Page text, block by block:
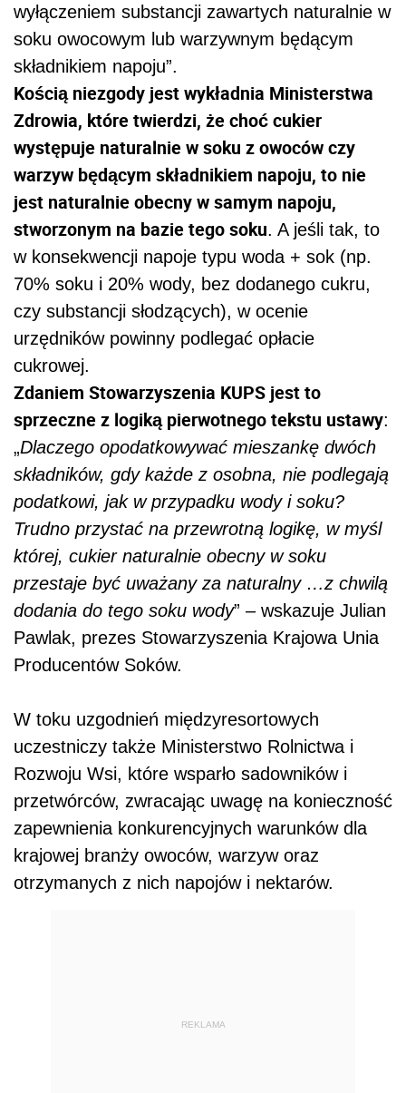
wyłączeniem substancji zawartych naturalnie w
soku owocowym lub warzywnym będącym
składnikiem napoju”.
Kością niezgody jest wykładnia Ministerstwa
Zdrowia, które twierdzi, że choć cukier
występuje naturalnie w soku z owoców czy
warzyw będącym składnikiem napoju, to nie
jest naturalnie obecny w samym napoju,
stworzonym na bazie tego soku. A jeśli tak, to
w konsekwencji napoje typu woda + sok (np.
70% soku i 20% wody, bez dodanego cukru,
czy substancji słodzących), w ocenie
urzędników powinny podlegać opłacie
cukrowej.
Zdaniem Stowarzyszenia KUPS jest to
sprzeczne z logiką pierwotnego tekstu ustawy:
„Dlaczego opodatkowywać mieszankę dwóch
składników, gdy każde z osobna, nie podlegają
podatkowi, jak w przypadku wody i soku?
Trudno przystać na przewrotną logikę, w myśl
której, cukier naturalnie obecny w soku
przestaje być uważany za naturalny …z chwilą
dodania do tego soku wody” – wskazuje Julian
Pawlak, prezes Stowarzyszenia Krajowa Unia
Producentów Soków.
W toku uzgodnień międzyresortowych
uczestniczy także Ministerstwo Rolnictwa i
Rozwoju Wsi, które wsparło sadowników i
przetwórców, zwracając uwagę na konieczność
zapewnienia konkurencyjnych warunków dla
krajowej branży owoców, warzyw oraz
otrzymanych z nich napojów i nektarów.
REKLAMA